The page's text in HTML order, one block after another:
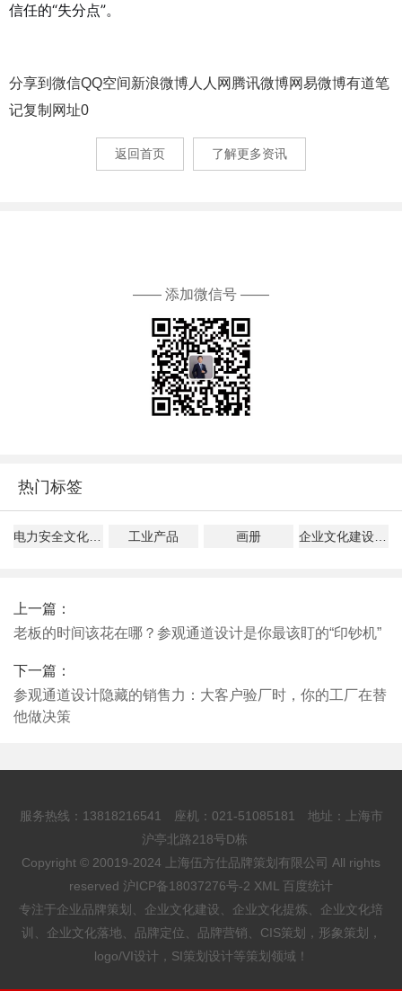
信任的“失分点”。
分享到 微信QQ空间新浪微博 人人网 腾讯微博网易微博有道笔
记复制网址0
返回首页 了解更多资讯
—— 添加微信号 ——
热门标签
工业产品 画册
上一篇：
老板的时间该花在哪？参观通道设计是你最该盯的“印钞机”
下一篇：
参观通道设计隐藏的销售力：大客户验厂时，你的工厂在替
他做决策
服务热线：13818216541 座机：021-51085181 地址：上海市
沪亭北路218号D栋
Copyright © 20019-2024 上海伍方仕品牌策划有限公司 All rights
reserved 沪ICP备18037276号-2 XML 百度统计
专注于企业品牌策划、企业文化建设、企业文化提炼、企业文化培
训、企业文化落地、品牌定位、品牌营销、CIS策划，形象策划，
logo/VI设计，SI策划设计等策划领域！